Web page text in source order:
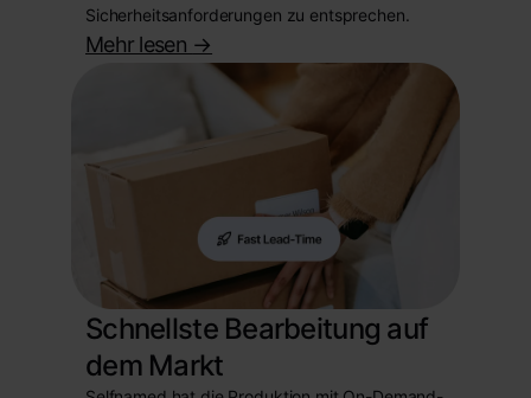
Sicherheitsanforderungen zu entsprechen.
Mehr lesen ->
Schnellste Bearbeitung auf
dem Markt